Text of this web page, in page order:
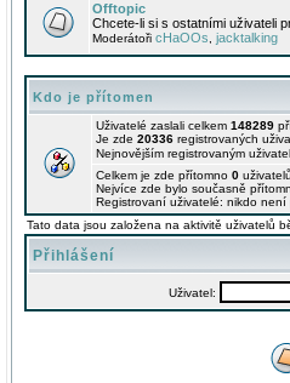
Offtopic
Chcete-li si s ostatními uživateli
Moderátoři cHaOOs jacktalking
Kdo je přítomen
Uživatelé zaslali celkem 148289
Je zde 20336 registrovaných
Nejnovějším registrovaným
Celkem je zde přítomno 0
Nejvíce zde bylo současně
Registrovaní uživatelé: nikdo není
Tato data jsou založena na aktivitě uživatelů
Přihlášení
Uživatel: